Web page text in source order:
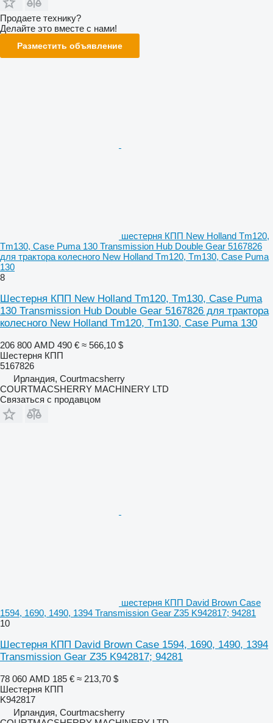
Продаете технику?
Делайте это вместе с нами!
Разместить объявление
шестерня КПП New Holland Tm120,
Tm130, Case Puma 130 Transmission Hub Double Gear 5167826
для трактора колесного New Holland Tm120, Tm130, Case Puma
130
8
Шестерня КПП New Holland Tm120, Tm130, Case Puma
130 Transmission Hub Double Gear 5167826 для трактора
колесного New Holland Tm120, Tm130, Case Puma 130
206 800 AMD 490 € ≈ 566,10 $
Шестерня КПП
5167826
Ирландия, Courtmacsherry
COURTMACSHERRY MACHINERY LTD
Связаться с продавцом
шестерня КПП David Brown Case
1594, 1690, 1490, 1394 Transmission Gear Z35 K942817; 94281
10
Шестерня КПП David Brown Case 1594, 1690, 1490, 1394
Transmission Gear Z35 K942817; 94281
78 060 AMD 185 € ≈ 213,70 $
Шестерня КПП
K942817
Ирландия, Courtmacsherry